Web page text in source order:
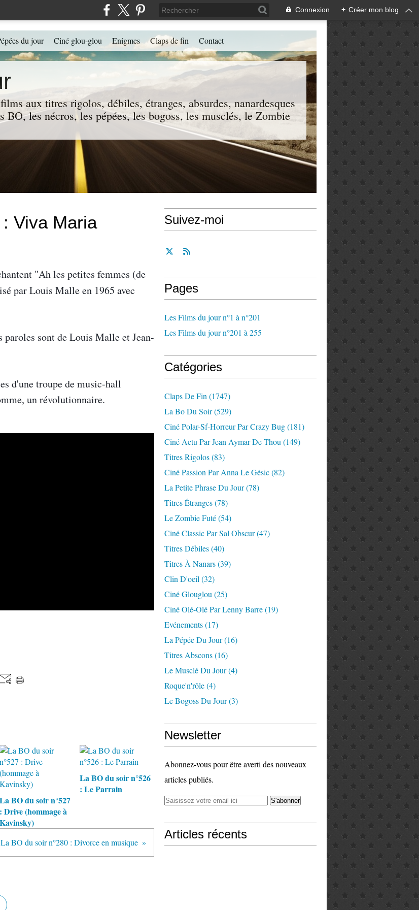
Connexion + Créer mon blog
aux titres rigolos, débiles, étranges, absurdes, nanardesques
les nécros, les pépées, les bogoss, les musclés, le Zombie
du jour Ciné glou-glou Enigmes Claps de fin Contact
Viva Maria
"Ah les petites femmes (de
par Louis Malle en 1965 avec
paroles sont de Louis Malle et Jean-
d'une troupe de music-hall
un révolutionnaire.
La BO du soir n°527
: Drive (hommage à
Kavinsky)
La BO du soir n°526
: Le Parrain
La BO du soir n°280 : Divorce en musique
Suivez-moi
Pages
Les Films du jour n°1 à n°201
Les Films du jour n°201 à 255
Catégories
Claps De Fin (1747)
La Bo Du Soir(529)
Ciné Polar-Sf-Horreur Par Crazy Bug(181)
Ciné Actu Par Jean Aymar De Thou (149)
Titres Rigolos(83)
Ciné Passion Par Anna Le Gésic(82)
La Petite Phrase Du Jour(78)
Titres Étranges(78)
Le Zombie Futé(54)
Ciné Classic Par Sal Obscur(47)
Titres Débiles(40)
Titres À Nanars(39)
Clin D'oeil (32)
Ciné Glouglou (25)
Ciné Olé-Olé Par Lenny Barre(19)
Evénements(17)
La Pépée Du Jour(16)
Titres Abscons(16)
Le Musclé Du Jour(4)
Roque'n'rôle(4)
Le Bogoss Du Jour(3)
Newsletter
Abonnez-vous pour être averti des nouveaux
articles publiés.
Articles récents